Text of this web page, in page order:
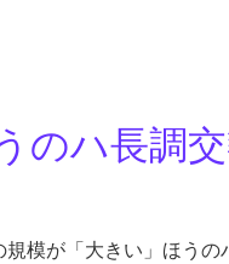
のハ長調
模が「大きい」ほうの